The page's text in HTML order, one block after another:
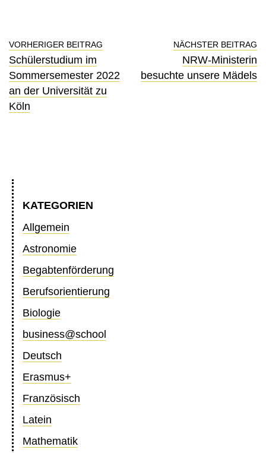
VORHERIGER BEITRAG
Schülerstudium im
Sommersemester 2022
an der Universität zu
Köln
NÄCHSTER BEITRAG
NRW-Ministerin
besuchte unsere Mädels
KATEGORIEN
Allgemein
Astronomie
Begabtenförderung
Berufsorientierung
Biologie
business@school
Deutsch
Erasmus+
Französisch
Latein
Mathematik